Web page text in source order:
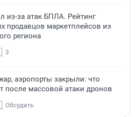
из-за атак БПЛА. Рейтинг
продавцов маркетплейсов из
региона
3
аэропорты закрыли: что
после массовой атаки дронов
Обсудить